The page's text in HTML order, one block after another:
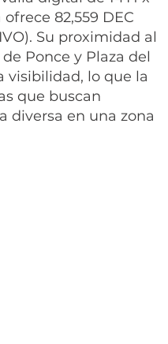
82,559 DEC
Su proximidad al
Ponce y Plaza del
visibilidad, lo que la
que buscan
diversa en una zona